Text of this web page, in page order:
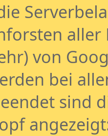
aller
von
bei
sind